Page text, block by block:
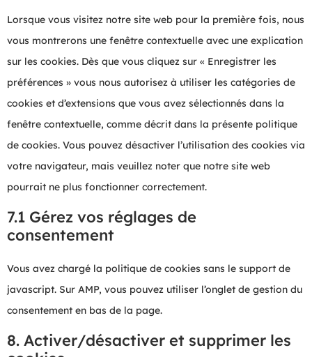
Lorsque vous visitez notre site web pour la première fois, nous
vous montrerons une fenêtre contextuelle avec une explication
sur les cookies. Dès que vous cliquez sur « Enregistrer les
préférences » vous nous autorisez à utiliser les catégories de
cookies et d’extensions que vous avez sélectionnés dans la
fenêtre contextuelle, comme décrit dans la présente politique
de cookies. Vous pouvez désactiver l’utilisation des cookies via
votre navigateur, mais veuillez noter que notre site web
pourrait ne plus fonctionner correctement.
7.1 Gérez vos réglages de
consentement
Vous avez chargé la politique de cookies sans le support de
javascript. Sur AMP, vous pouvez utiliser l’onglet de gestion du
consentement en bas de la page.
8. Activer/désactiver et supprimer les